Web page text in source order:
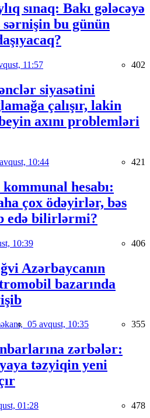
sınaq: Bakı gələcəyə
sərnişin bu günün
11:57 402
siyasətini
çalışır, lakin
axını problemləri
10:44 421
hesabı:
çox ödəyirlər, bəs
edə bilirlərmi?
10:39 406
Azərbaycanın
bazarında
05 avqust, 10:35 355
zərbələr:
təzyiqin yeni
01:28 478